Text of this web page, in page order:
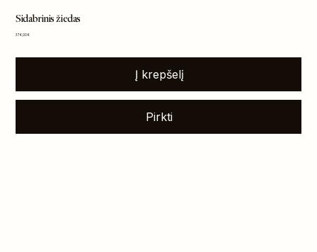
Sidabrinis žiedas
Kaina
374,00 €
Į krepšelį
Pirkti